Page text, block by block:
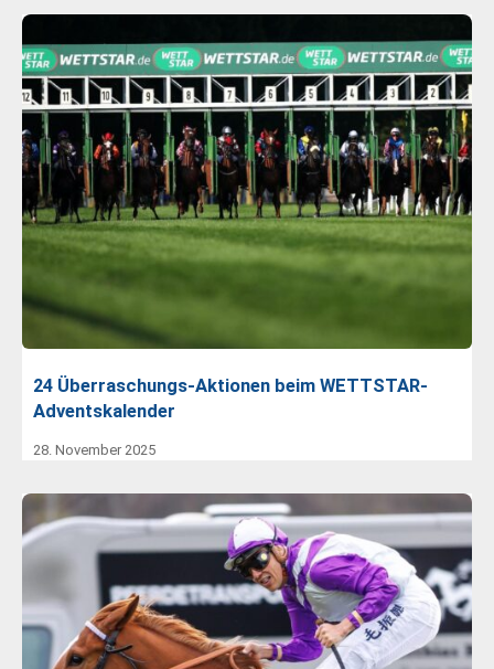
24 Überraschungs-Aktionen beim WETTSTAR-
Adventskalender
28. November 2025